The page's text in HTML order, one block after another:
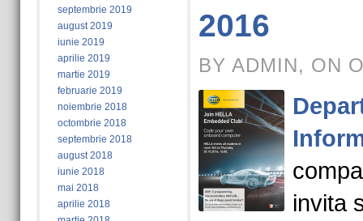
septembrie 2019
august 2019
iunie 2019
aprilie 2019
martie 2019
februarie 2019
noiembrie 2018
octombrie 2018
septembrie 2018
august 2018
iunie 2018
mai 2018
aprilie 2018
2016
BY ADMIN, ON
invita